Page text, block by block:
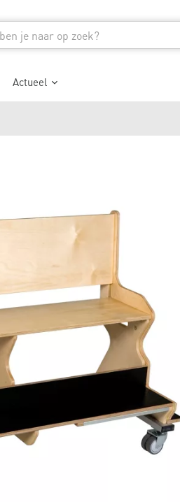
Actueel